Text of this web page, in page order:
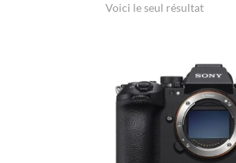
Voici le seul résultat